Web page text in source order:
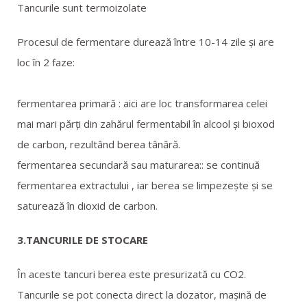
Tancurile sunt termoizolate
Procesul de fermentare durează între 10-14 zile și are
loc în 2 faze:
fermentarea primară : aici are loc transformarea celei
mai mari părți din zahărul fermentabil în alcool și bioxod
de carbon, rezultând berea tânără.
fermentarea secundară sau maturarea:: se continuă
fermentarea extractului , iar berea se limpezește și se
saturează în dioxid de carbon.
3.TANCURILE DE STOCARE
În aceste tancuri berea este presurizată cu CO2.
Tancurile se pot conecta direct la dozator, mașină de